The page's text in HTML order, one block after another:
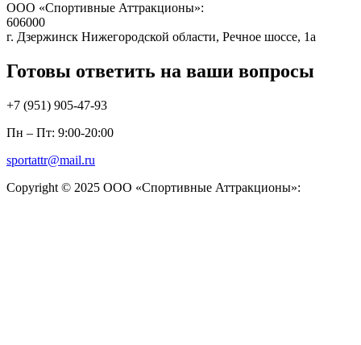
ООО «Спортивные Аттракционы»:
606000
г. Дзержинск Нижегородской области, Речное шоссе, 1а
Готовы ответить на ваши вопросы
+7 (951) 905-47-93
Пн – Пт: 9:00-20:00
sportattr@mail.ru
Copyright © 2025 ООО «Спортивные Аттракционы»: